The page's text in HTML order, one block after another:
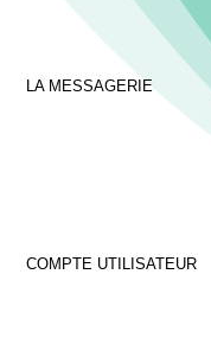
LA MESSAGERIE
COMPTE UTILISATEUR